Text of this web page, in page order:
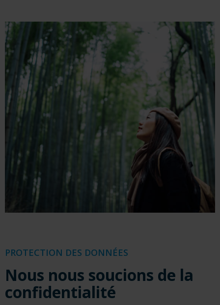
PROTECTION DES DONNÉES
Nous nous soucions de la
confidentialité